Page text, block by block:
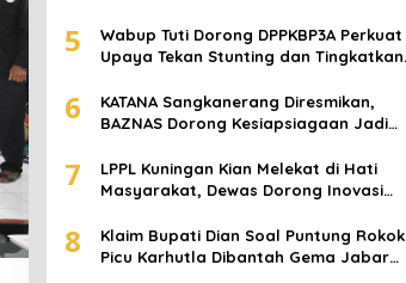
5
Wabup Tuti Dorong DPPKBP3A Perkuat
Upaya Tekan Stunting dan Tingkatkan
6
KATANA Sangkanerang Diresmikan,
BAZNAS Dorong Kesiapsiagaan Jadi
7
LPPL Kuningan Kian Melekat di Hati
Masyarakat, Dewas Dorong Inovasi
8
Klaim Bupati Dian Soal Puntung Rokok
Picu Karhutla Dibantah Gema Jabar